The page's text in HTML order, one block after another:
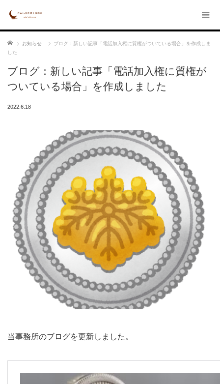
ホーム お知らせ
ブログ：新しい記事「電話加入権に質権がついている場合」を作成しま
した
ブログ：新しい記事「電話加入権に質権が
ついている場合」を作成しました
2022.6.18
当事務所のブログを更新しました。